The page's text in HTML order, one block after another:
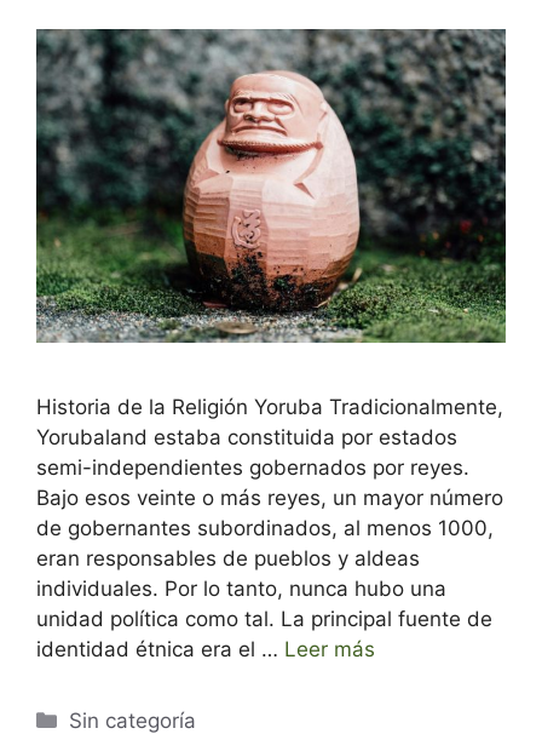
Historia de la Religión Yoruba Tradicionalmente,
Yorubaland estaba constituida por estados
semi-independientes gobernados por reyes.
Bajo esos veinte o más reyes, un mayor número
de gobernantes subordinados, al menos 1000,
eran responsables de pueblos y aldeas
individuales. Por lo tanto, nunca hubo una
unidad política como tal. La principal fuente de
identidad étnica era el … Leer más
Categorías
Sin categoría